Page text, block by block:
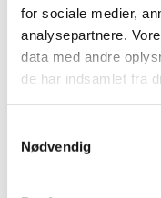
for sociale medier,
analysepartnere.
data med andre
de har indsamlet fra
Nødvendig